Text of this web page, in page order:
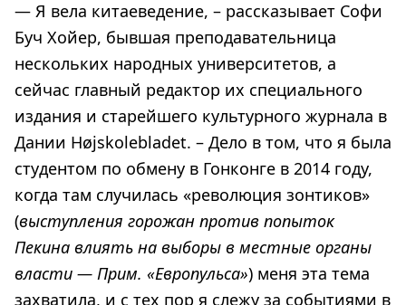
— Я вела китаеведение, – рассказывает Софи
Буч Хойер, бывшая преподавательница
нескольких народных университетов, а
сейчас главный редактор их специального
издания и старейшего культурного журнала в
Дании Højskolebladet. – Дело в том, что я была
студентом по обмену в Гонконге в 2014 году,
когда там случилась «революция зонтиков»
(выступления горожан против попыток
Пекина влиять на выборы в местные органы
власти — Прим. «Европульса») меня эта тема
захватила, и с тех пор я слежу за событиями в